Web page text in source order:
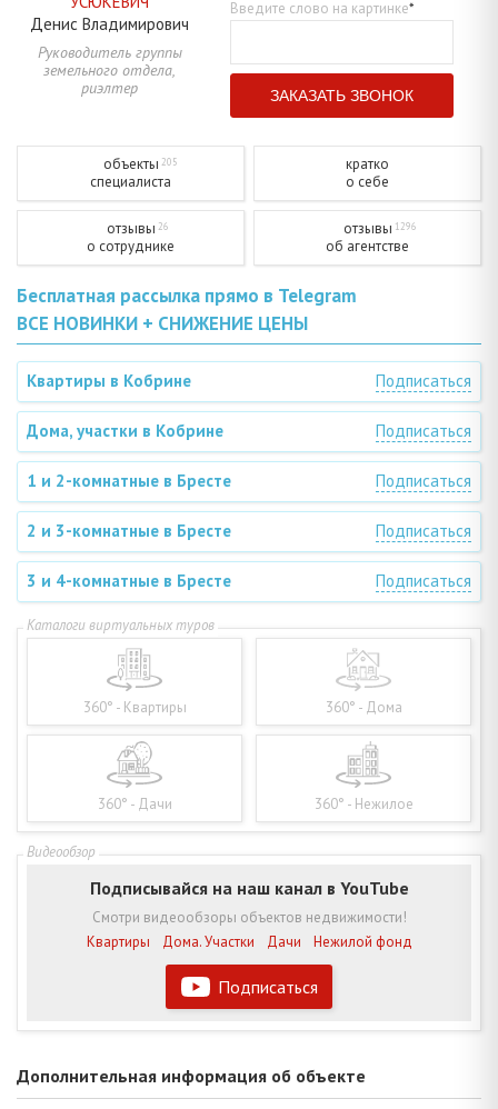
Денис Владимирович
Руководитель группы
земельного отдела,
риэлтер
Введите слово на картинке*
объекты 205
специалиста
кратко
о себе
отзывы 26
о сотруднике
отзывы 1296
об агентстве
Бесплатная рассылка прямо в Telegram
ВСЕ НОВИНКИ + СНИЖЕНИЕ ЦЕНЫ
Квартиры в Кобрине Подписаться
Дома, участки в Кобрине Подписаться
1 и 2-комнатные в Бресте Подписаться
2 и 3-комнатные в Бресте Подписаться
3 и 4-комнатные в Бресте Подписаться
360° - Квартиры 360° - Дома
360° - Дачи 360° - Нежилое
Подписаться
Подписывайся на наш канал в YouTube
Смотри видеообзоры объектов недвижимости!
Квартиры
Дома. Участки Дачи Нежилой фонд
Дополнительная информация об объекте